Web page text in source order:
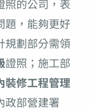
照的公司，表
題，能夠更好
規劃部分需領
證照；施工部
裝修工程管理
政部營建署